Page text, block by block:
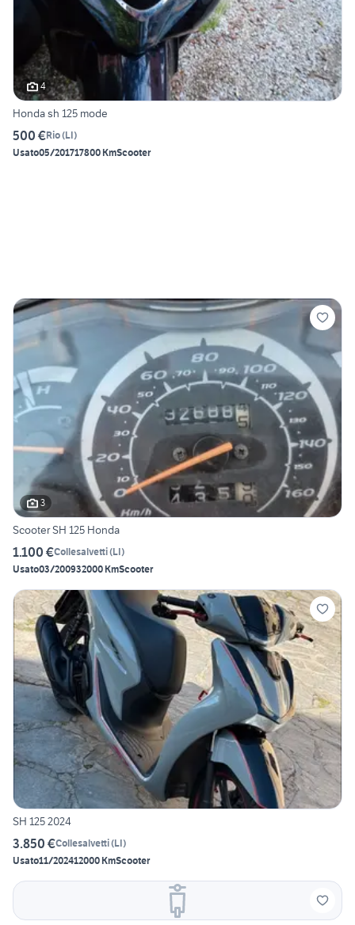
4
Honda sh 125 mode
500 €Rio(LI)
Usato05/201717800 KmScooter
3
Scooter SH 125 Honda
1.100 €Collesalvetti(LI)
Usato03/200932000 KmScooter
SH 125 2024
3.850 €Collesalvetti(LI)
Usato11/202412000 KmScooter